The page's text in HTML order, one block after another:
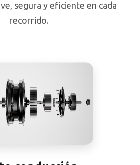
segura y eficiente en cada
recorrido.